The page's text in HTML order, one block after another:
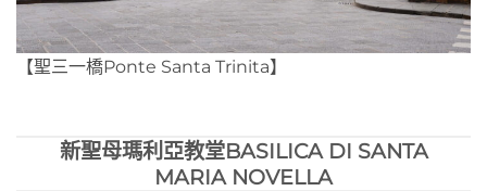
【聖三一橋Ponte Santa Trinita】
新聖母瑪利亞教堂BASILICA DI SANTA
MARIA NOVELLA